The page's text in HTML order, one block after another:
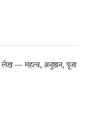
— महत्व, अनुष्ठान, पूजा